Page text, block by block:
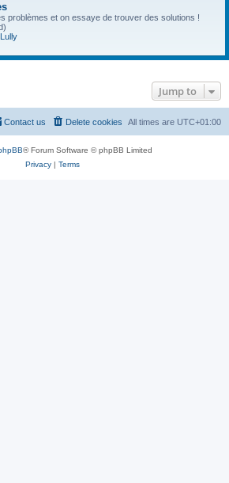
problèmes et on essaye de trouver des solutions !
Lully
Jump to
All times are UTC+01:00
Delete cookies
Contact us
® Forum Software © phpBB Limited
Privacy| Terms